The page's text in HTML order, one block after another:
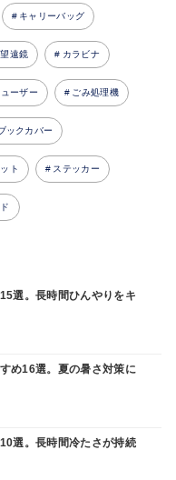
キャリーバッグ
遠鏡 カラビナ
ーザー ごみ処理機
ックカバー
ト ステッカー
選。長時間ひんやりをキ
め16選。夏の暑さ対策に
選。長時間冷たさが持続